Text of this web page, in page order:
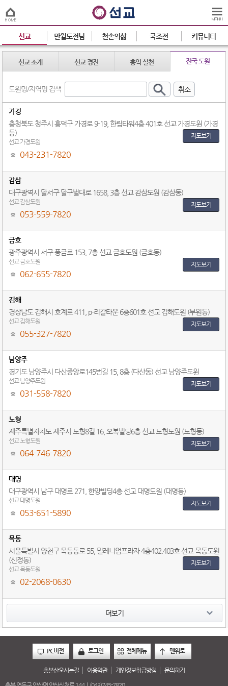
선교 만월도전님 천손의삶 국조전 커뮤니티
선교 소개 선교 경전 홍익 실천 전국 도원
도원명/지역명 검색 취소
가경
충청북도 청주시 흥덕구 가경로 9-19, 한림타워4층 401호 선교 가경도원 (가경
동)
선교 가경도원
043-231-7820
지도보기
감삼
대구광역시 달서구 달구벌대로 1658, 3층 선교 감삼도원 (감삼동)
선교 감삼도원
053-559-7820
지도보기
금호
광주광역시 서구 풍금로 153, 7층 선교 금호도원 (금호동)
선교 금호도원
062-655-7820
지도보기
김해
경상남도 김해시 호계로 411, p-리갈타운 6층601호 선교 김해도원 (부원동)
선교 김해도원
055-327-7820
지도보기
남양주
경기도 남양주시 다산중앙로145번길 15, 8층 (다산동) 선교 남양주도원
선교 남양주도원
031-558-7820
지도보기
노형
제주특별자치도 제주시 노형8길 16, 오복빌딩6층 선교 노형도원 (노형동)
선교 노형도원
064-746-7820
지도보기
대명
대구광역시 남구 대명로 271, 한양빌딩4층 선교 대명도원 (대명동)
선교 대명도원
053-651-5890
지도보기
목동
서울특별시 양천구 목동동로 55, 밀레니엄프라자 4층402.403호 선교 목동도원
(신정동)
선교 목동도원
02-2068-0630
지도보기
더보기
PC버전 로그인 전체메뉴 맨위로
총본산오시는길 이용약관 개인정보취급방침 문의하기